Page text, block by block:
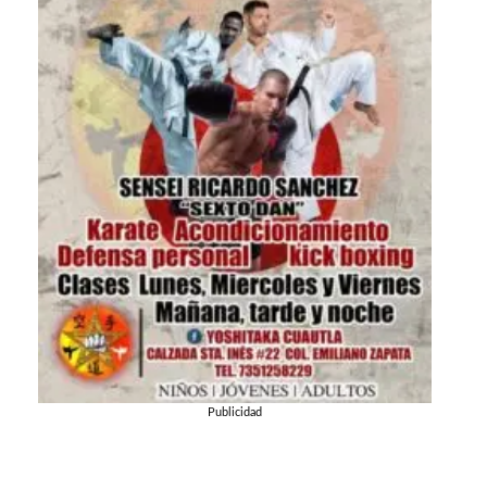
Publicidad